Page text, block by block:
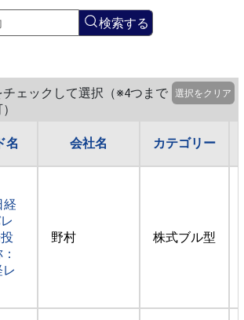
検索する
ェックして選択（※4つまで
選択をクリア
名 会社名 カテゴリー
経
野村 株式ブル型